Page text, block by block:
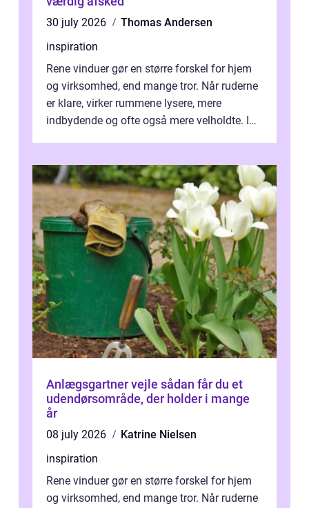
30 july 2026
Thomas Andersen
inspiration
Rene vinduer gør en større forskel for hjem
og virksomhed, end mange tror. Når ruderne
er klare, virker rummene lysere, mere
indbydende og ofte også mere velholdte. I
Anlægsgartner vejle sådan får du et
udendørsområde, der holder i mange
år
08 july 2026
Katrine Nielsen
inspiration
Rene vinduer gør en større forskel for hjem
og virksomhed, end mange tror. Når ruderne